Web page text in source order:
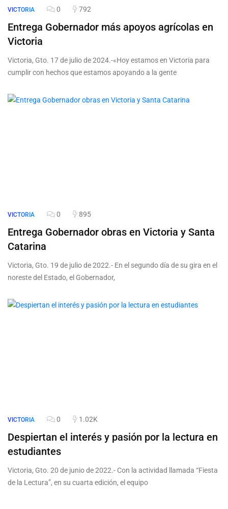
VICTORIA 0 792
Entrega Gobernador más apoyos agrícolas en
Victoria
Victoria, Gto. 17 de julio de 2024.-«Hoy estamos en Victoria para
cumplir con hechos que estamos apoyando a la gente
VICTORIA 0 895
Entrega Gobernador obras en Victoria y Santa
Catarina
Victoria, Gto. 19 de julio de 2022.- En el segundo día de su gira en el
noreste del Estado, el Gobernador,
VICTORIA 0 1.02K
Despiertan el interés y pasión por la lectura en
estudiantes
Victoria, Gto. 20 de junio de 2022.- Con la actividad llamada “Fiesta
de la Lectura”, en su cuarta edición, el equipo